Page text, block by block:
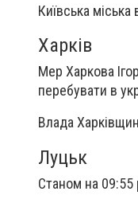
Київська
Харків
Мер Харкова
перебувати в
Влада
Луцьк
Станом на 09:55